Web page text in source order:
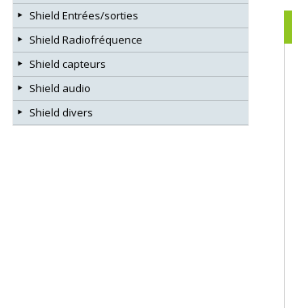
Shield Entrées/sorties
Shield Radiofréquence
Shield capteurs
Shield audio
Shield divers